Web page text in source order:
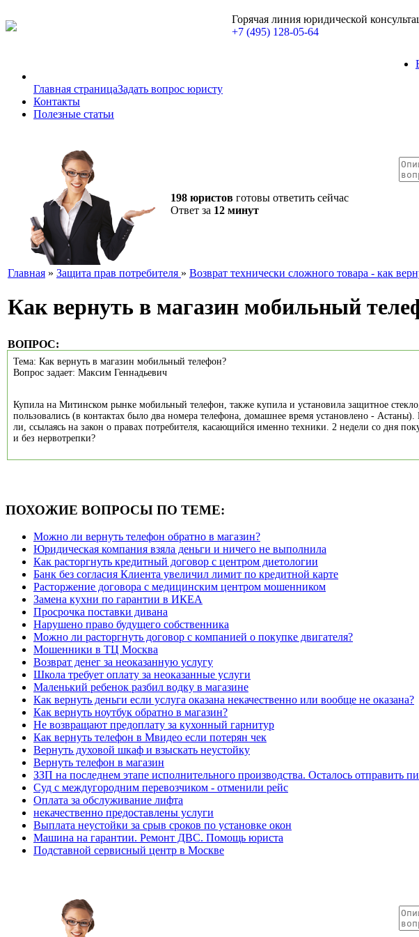
Горячая линия юридической
+7 (495) 128-05-64
Главная страницаЗадать вопрос юристу
Контакты
Полезные статьи
198 юристов готовы ответить сейчас
Ответ за 12 минут
Главная » Защита прав потребителя » Возврат технически сложного товара - как
Как вернуть в магазин мобильный
ВОПРОС:
Тема: Как вернуть в магазин мобильный телефон?
Вопрос задает: Максим Геннадьевич
Купила на Митинском рынке мобильный телефон, также купила и установила защитное
пользовались (в контактах было два номера телефона, домашнее время установлено -
ли, ссылаясь на закон о правах потребителя, касающийся именно техники. 2 недели со дня
и без нервотрепки?
ПОХОЖИЕ ВОПРОСЫ ПО ТЕМЕ:
Можно ли вернуть телефон обратно в магазин?
Юридическая компания взяла деньги и ничего не выполнила
Как расторгнуть кредитный договор с центром диетологии
Банк без согласия Клиента увеличил лимит по кредитной карте
Расторжение договора с медицинским центром мошенником
Замена кухни по гарантии в ИКЕА
Просрочка поставки дивана
Нарушено право будущего собственника
Можно ли расторгнуть договор с компанией о покупке двигателя?
Мошенники в ТЦ Москва
Возврат денег за неоказанную услугу
Школа требует оплату за неоказанные услуги
Маленький ребенок разбил водку в магазине
Как вернуть деньги если услуга оказана некачественно или вообще не оказана?
Как вернуть ноутбук обратно в магазин?
Не возвращают предоплату за кухонный гарнитур
Как вернуть телефон в Мвидео если потерян чек
Вернуть духовой шкаф и взыскать неустойку
Вернуть телефон в магазин
ЗЗП на последнем этапе исполнительного производства. Осталось отправить
Суд с междугородним перевозчиком - отменили рейс
Оплата за обслуживание лифта
некачественно предоставлены услуги
Выплата неустойки за срыв сроков по установке окон
Машина на гарантии. Ремонт ДВС. Помощь юриста
Подставной сервисный центр в Москве